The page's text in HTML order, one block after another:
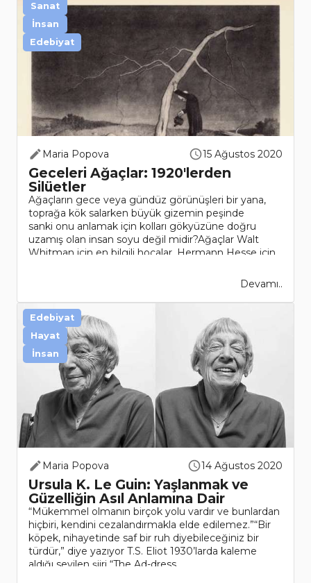
Maria Popova 15 Ağustos 2020
Geceleri Ağaçlar: 1920'lerden
Silüetler
Ağaçların gece veya gündüz görünüşleri bir yana,
toprağa kök salarken büyük gizemin peşinde
sanki onu anlamak için kolları gökyüzüne doğru
uzamış olan insan soyu değil midir?Ağaçlar Walt
Whitman için en bilgili hocalar, Hermann Hesse için
Devamı..
Sanat
İnsan
Edebiyat
Maria Popova 14 Ağustos 2020
Ursula K. Le Guin: Yaşlanmak ve
Güzelliğin Asıl Anlamına Dair
“Mükemmel olmanın birçok yolu vardır ve bunlardan
hiçbiri, kendini cezalandırmakla elde edilemez.”“Bir
köpek, nihayetinde saf bir ruh diyebileceğiniz bir
türdür,” diye yazıyor T.S. Eliot 1930’larda kaleme
aldığı sevilen şiiri “The Ad-dress..
Edebiyat
Hayat
İnsan